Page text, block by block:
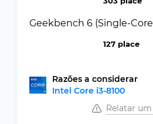
Geekbench 6 (Single-
127 place
Razões a considerar
Intel Core i3-8100
Relatar